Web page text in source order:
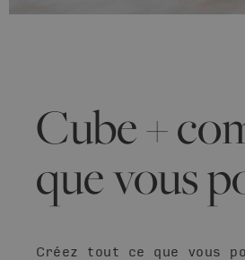
Cube +
que vous
Créez tout ce que vous